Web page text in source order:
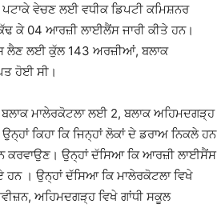
ਪਟਾਕੇ ਵੇਚਣ ਲਈ ਵਧੀਕ ਡਿਪਟੀ ਕਮਿਸ਼ਨਰ
ਕੇ 04 ਆਰਜ਼ੀ ਲਾਈਲੈਂਸ ਜਾਰੀ ਕੀਤੇ ਹਨ।
ਲੈਣ ਲਈ ਕੁੱਲ 143 ਅਰਜ਼ੀਆਂ, ਬਲਾਕ
ਹੋਈ ਸੀ।
ਮਾਲੇਰਕੋਟਲਾ ਲਈ 2, ਬਲਾਕ ਅਹਿਮਦਗੜ੍ਹ
ਕਿਹਾ ਕਿ ਜਿਨ੍ਹਾਂ ਲੋਕਾਂ ਦੇ ਡਰਾਅ ਨਿਕਲੇ ਹਨ
ਕਰਵਾਉਣ। ਉਨ੍ਹਾਂ ਦੱਸਿਆ ਕਿ ਆਰਜ਼ੀ ਲਾਈਸੈਂਸ
ਹਨ । ਉਨ੍ਹਾਂ ਦੱਸਿਆ ਕਿ ਮਾਲੇਰਕੋਟਲਾ ਵਿਖੇ
ਅਹਿਮਦਗੜ੍ਹ ਵਿਖੇ ਗਾਂਧੀ ਸਕੂਲ